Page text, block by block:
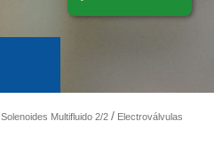
Solenoides Multifluido 2/2 Electroválvulas - Solenoides